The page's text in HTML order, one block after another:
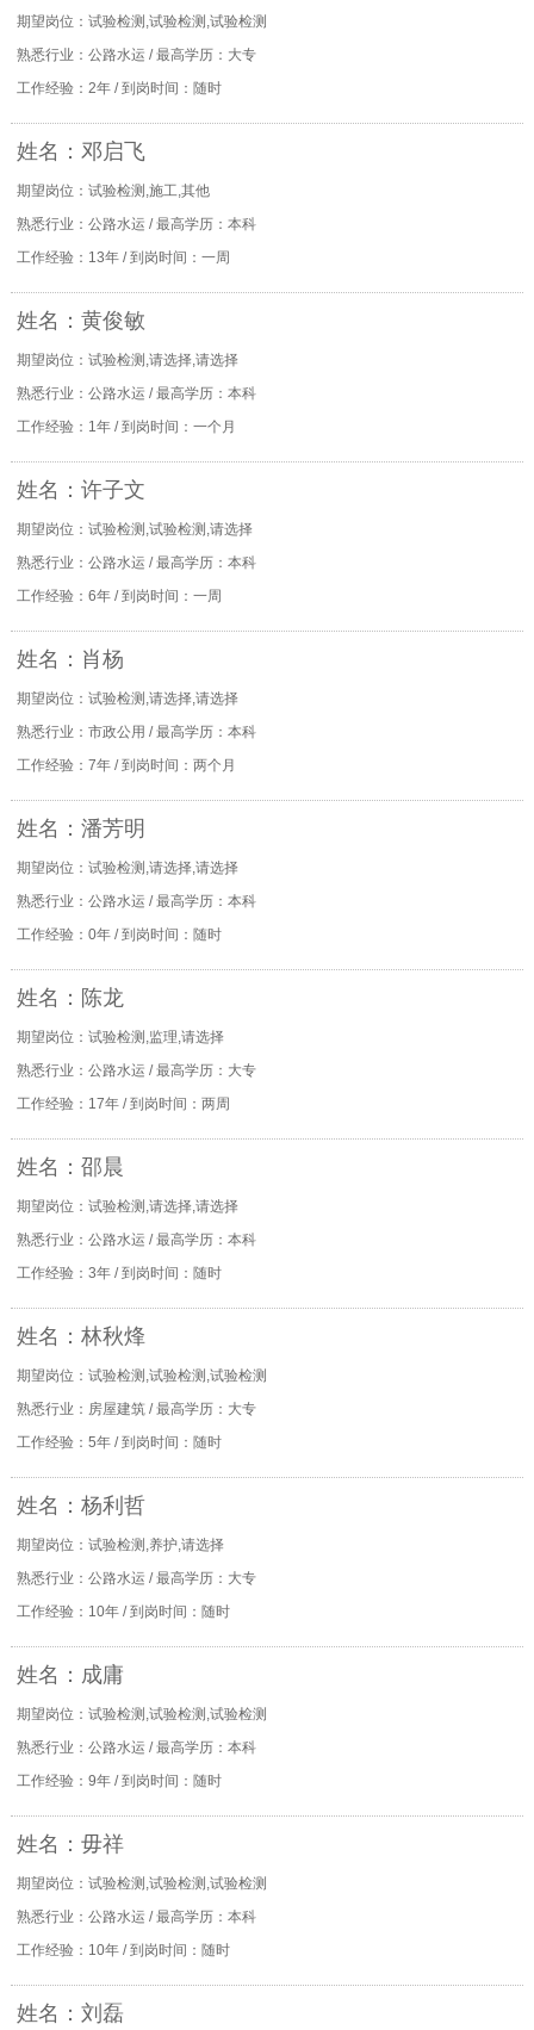
期望岗位：试验检测,试验检测,试验检测
熟悉行业：公路水运 / 最高学历：大专
工作经验：2年 / 到岗时间：随时
姓名：邓启飞
期望岗位：试验检测,施工,其他
熟悉行业：公路水运 / 最高学历：本科
工作经验：13年 / 到岗时间：一周
姓名：黄俊敏
期望岗位：试验检测,请选择,请选择
熟悉行业：公路水运 / 最高学历：本科
工作经验：1年 / 到岗时间：一个月
姓名：许子文
期望岗位：试验检测,试验检测,请选择
熟悉行业：公路水运 / 最高学历：本科
工作经验：6年 / 到岗时间：一周
姓名：肖杨
期望岗位：试验检测,请选择,请选择
熟悉行业：市政公用 / 最高学历：本科
工作经验：7年 / 到岗时间：两个月
姓名：潘芳明
期望岗位：试验检测,请选择,请选择
熟悉行业：公路水运 / 最高学历：本科
工作经验：0年 / 到岗时间：随时
姓名：陈龙
期望岗位：试验检测,监理,请选择
熟悉行业：公路水运 / 最高学历：大专
工作经验：17年 / 到岗时间：两周
姓名：邵晨
期望岗位：试验检测,请选择,请选择
熟悉行业：公路水运 / 最高学历：本科
工作经验：3年 / 到岗时间：随时
姓名：林秋烽
期望岗位：试验检测,试验检测,试验检测
熟悉行业：房屋建筑 / 最高学历：大专
工作经验：5年 / 到岗时间：随时
姓名：杨利哲
期望岗位：试验检测,养护,请选择
熟悉行业：公路水运 / 最高学历：大专
工作经验：10年 / 到岗时间：随时
姓名：成庸
期望岗位：试验检测,试验检测,试验检测
熟悉行业：公路水运 / 最高学历：本科
工作经验：9年 / 到岗时间：随时
姓名：毋祥
期望岗位：试验检测,试验检测,试验检测
熟悉行业：公路水运 / 最高学历：本科
工作经验：10年 / 到岗时间：随时
姓名：刘磊